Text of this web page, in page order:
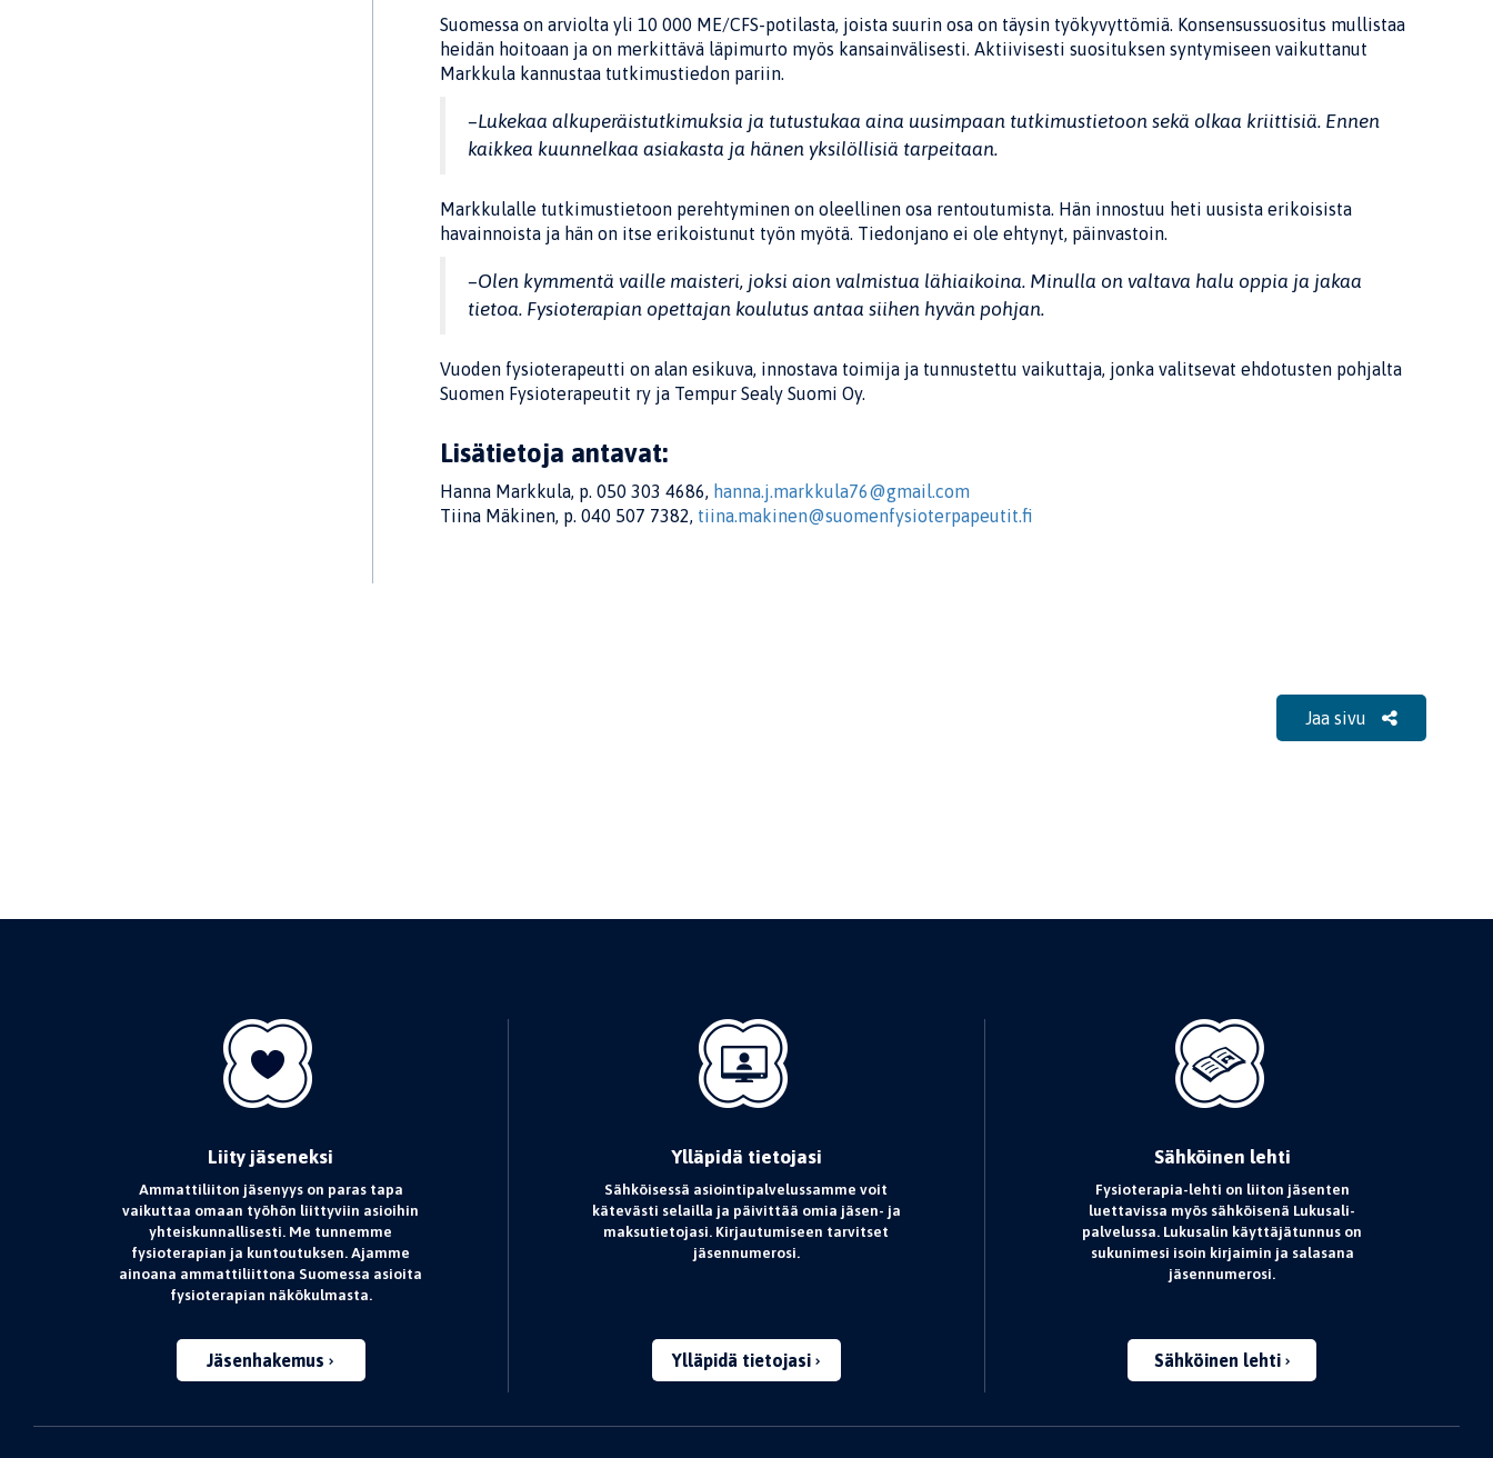
Suomessa on arviolta yli 10 000 ME/CFS-potilasta, joista suurin osa on täysin työkyvyttömiä. Konsensussuositus mullistaa
heidän hoitoaan ja on merkittävä läpimurto myös kansainvälisesti. Aktiivisesti suosituksen syntymiseen vaikuttanut
Markkula kannustaa tutkimustiedon pariin.
–Lukekaa alkuperäistutkimuksia ja tutustukaa aina uusimpaan tutkimustietoon sekä olkaa kriittisiä. Ennen
kaikkea kuunnelkaa asiakasta ja hänen yksilöllisiä tarpeitaan.
Markkulalle tutkimustietoon perehtyminen on oleellinen osa rentoutumista. Hän innostuu heti uusista erikoisista
havainnoista ja hän on itse erikoistunut työn myötä. Tiedonjano ei ole ehtynyt, päinvastoin.
–Olen kymmentä vaille maisteri, joksi aion valmistua lähiaikoina. Minulla on valtava halu oppia ja jakaa
tietoa. Fysioterapian opettajan koulutus antaa siihen hyvän pohjan.
Vuoden fysioterapeutti on alan esikuva, innostava toimija ja tunnustettu vaikuttaja, jonka valitsevat ehdotusten pohjalta
Suomen Fysioterapeutit ry ja Tempur Sealy Suomi Oy.
Lisätietoja antavat:
Hanna Markkula, p. 050 303 4686, hanna.j.markkula76@gmail.com
Tiina Mäkinen, p. 040 507 7382, tiina.makinen@suomenfysioterpapeutit.fi
Jaa sivu
Liity jäseneksi
Ammattiliiton jäsenyys on paras tapa
vaikuttaa omaan työhön liittyviin asioihin
yhteiskunnallisesti. Me tunnemme
fysioterapian ja kuntoutuksen. Ajamme
ainoana ammattiliittona Suomessa asioita
fysioterapian näkökulmasta.
Jäsenhakemus
Ylläpidä tietojasi
Sähköisessä asiointipalvelussamme voit
kätevästi selailla ja päivittää omia jäsen- ja
maksutietojasi. Kirjautumiseen tarvitset
jäsennumerosi.
Ylläpidä tietojasi
Sähköinen lehti
Fysioterapia-lehti on liiton jäsenten
luettavissa myös sähköisenä Lukusali-
palvelussa. Lukusalin käyttäjätunnus on
sukunimesi isoin kirjaimin ja salasana
jäsennumerosi.
Sähköinen lehti